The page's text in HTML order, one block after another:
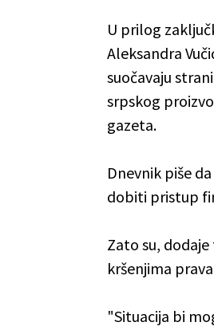
U prilog
Aleksandra
suočavaju
srpskog
gazeta.
Dnevnik piše
dobiti pristup
Zato su,
kršenjima
"Situacija bi